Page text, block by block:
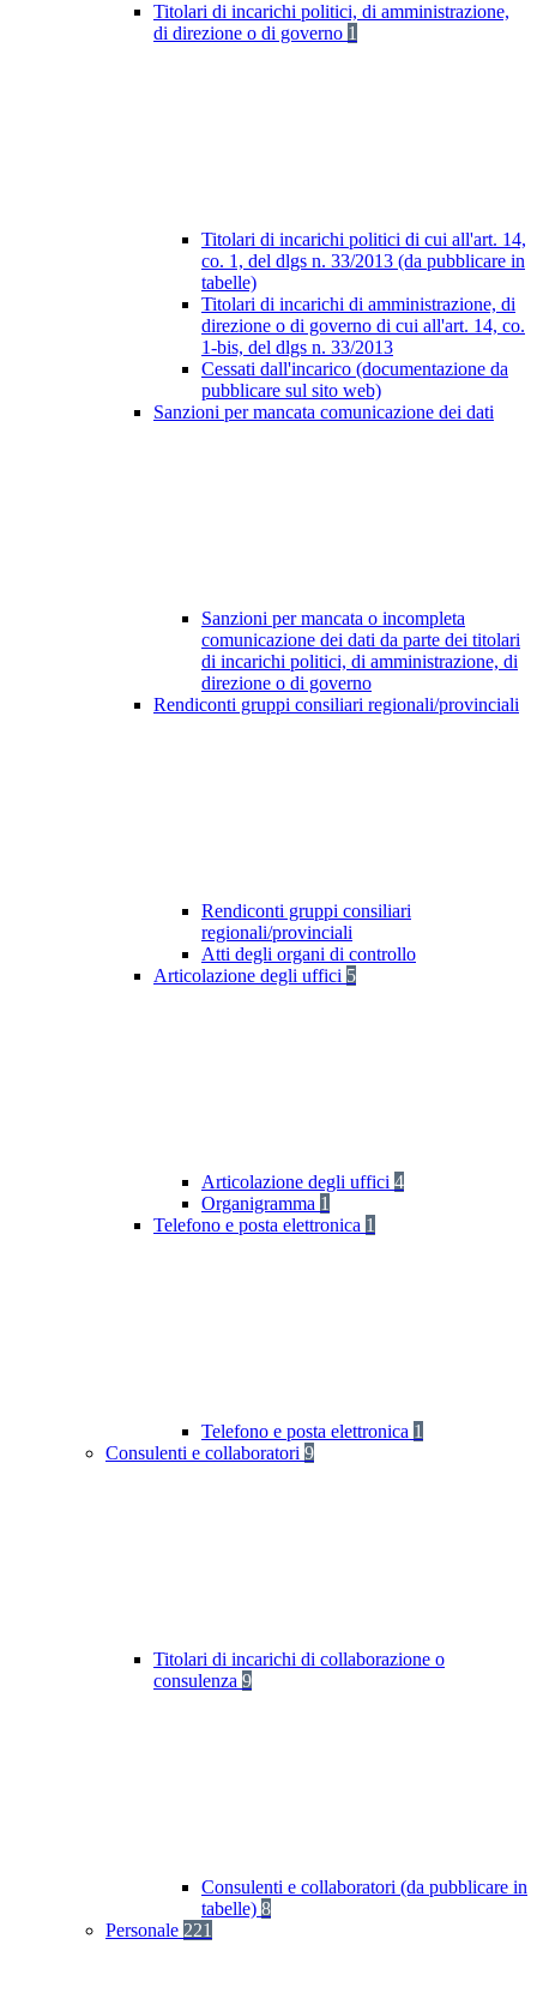
Titolari di incarichi politici, di amministrazione,
di direzione o di governo 1
Titolari di incarichi politici di cui all'art. 14,
co. 1, del dlgs n. 33/2013 (da pubblicare in
tabelle)
Titolari di incarichi di amministrazione, di
direzione o di governo di cui all'art. 14, co.
1-bis, del dlgs n. 33/2013
Cessati dall'incarico (documentazione da
pubblicare sul sito web)
Sanzioni per mancata comunicazione dei dati
Sanzioni per mancata o incompleta
comunicazione dei dati da parte dei titolari
di incarichi politici, di amministrazione, di
direzione o di governo
Rendiconti gruppi consiliari regionali/provinciali
Rendiconti gruppi consiliari
regionali/provinciali
Atti degli organi di controllo
Articolazione degli uffici 5
Articolazione degli uffici 4
Organigramma 1
Telefono e posta elettronica 1
Telefono e posta elettronica 1
Consulenti e collaboratori 9
Titolari di incarichi di collaborazione o
consulenza 9
Consulenti e collaboratori (da pubblicare in
tabelle) 8
Personale 221